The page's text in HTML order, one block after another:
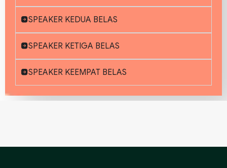
SPEAKER KEDUA BELAS
SPEAKER KETIGA BELAS
SPEAKER KEEMPAT BELAS